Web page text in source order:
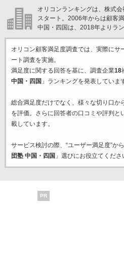
オリコンランキングは、株式
スタート。2006年からは顧客
中国・四国は、2018年よりラ
オリコン顧客満足度調査では、実際にサ
ート調査を実施。
満足度に関する回答を基に、調査企業18
中国・四国 」ランキングを発表していま
総合満足度だけでなく、様々な切り口か
を評価。さらに回答者の口コミや評判と
載しています。
サービス検討の際、“ユーザー満足度”か
団塾 中国・四国 」選びにお役立てくださ
PR